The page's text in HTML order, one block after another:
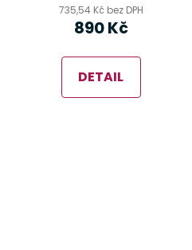
735,54 Kč bez DPH
890 Kč
DETAIL